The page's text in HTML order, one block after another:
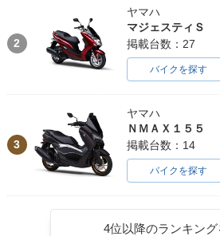
2
ヤマハ
マジェスティＳ
掲載台数：27
バイクを探す
3
ヤマハ
ＮＭＡＸ１５５
掲載台数：14
バイクを探す
4位以降のランキング